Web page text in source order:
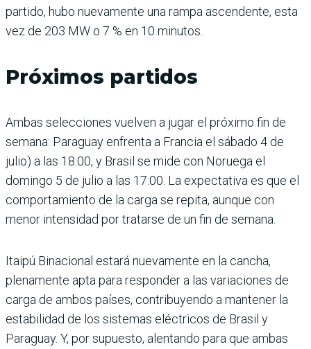
partido, hubo nuevamente una rampa ascendente, esta
vez de 203 MW o 7 % en 10 minutos.
Próximos partidos
Ambas selecciones vuelven a jugar el próximo fin de
semana: Paraguay enfrenta a Francia el sábado 4 de
julio) a las 18:00, y Brasil se mide con Noruega el
domingo 5 de julio a las 17:00. La expectativa es que el
comportamiento de la carga se repita, aunque con
menor intensidad por tratarse de un fin de semana.
Itaipú Binacional estará nuevamente en la cancha,
plenamente apta para responder a las variaciones de
carga de ambos países, contribuyendo a mantener la
estabilidad de los sistemas eléctricos de Brasil y
Paraguay. Y, por supuesto, alentando para que ambas